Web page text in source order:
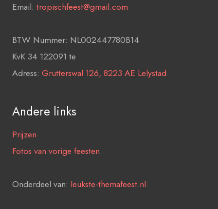
Email: tropischfeest@gmail.com
BTW Nummer: NL002447780B14
KvK 34 122091 te
Adress: Grutterswal 126, 8223 AE Lelystad
Andere links
Prijzen
Fotos van vorige feesten
Onderdeel van: leukste-themafeest.nl